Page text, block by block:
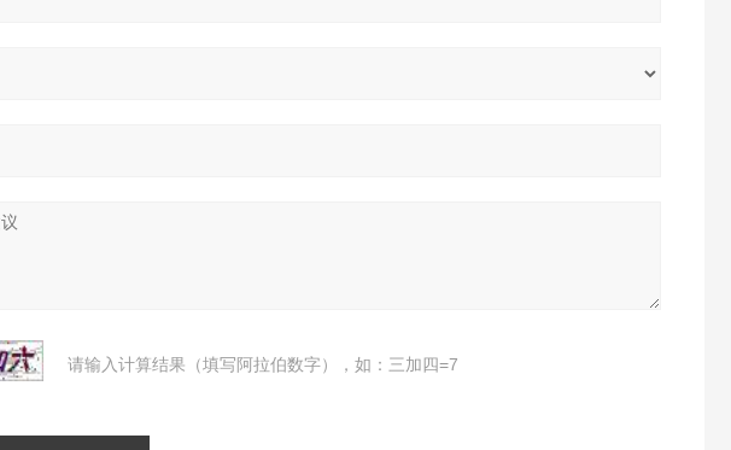
请输入计算结果（填写阿拉伯数字），如：三加四=7